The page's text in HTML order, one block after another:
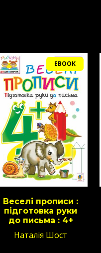
EBOOK
Веселі прописи :
підготовка руки
до письма : 4+
Наталія Шост